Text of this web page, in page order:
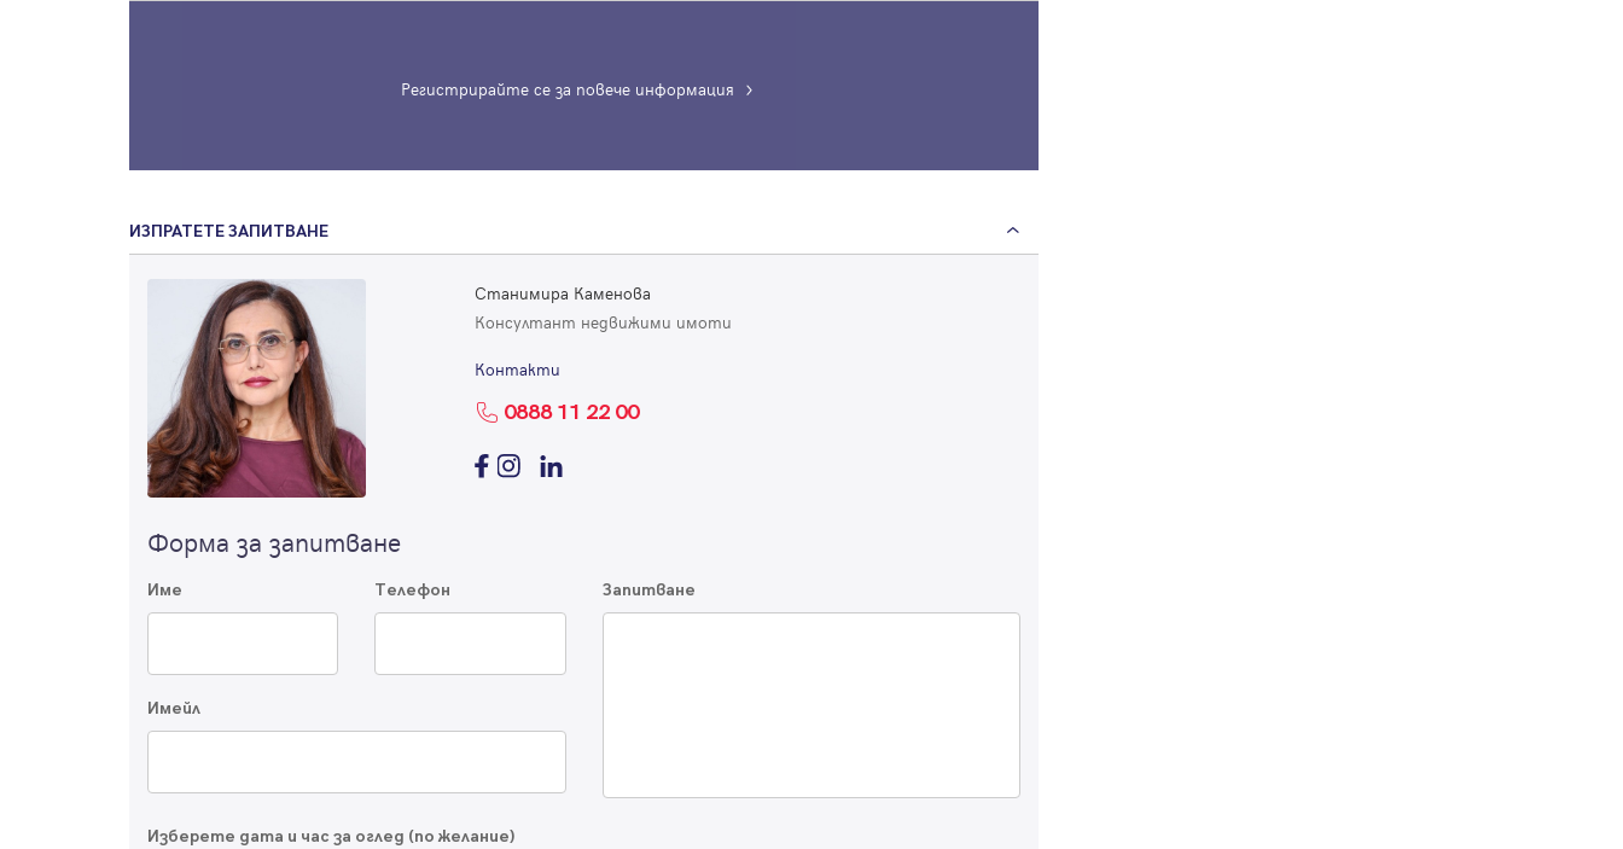
Регистрирайте се за повече информация
ИЗПРАТЕТЕ ЗАПИТВАНЕ
Станимира Каменова
Консултант недвижими имоти
Контакти
0888 11 22 00
Форма за запитване
Име Телефон
Имейл
Запитване
Изберете дата и час за оглед (по желание)
регистрацията.
Благодарим ви! Очаквайте скоро да се свържем с вас!
Влезте с профила си, за да разгледате повече снимки и да получите
по-подробна информация.
Имейл Парола